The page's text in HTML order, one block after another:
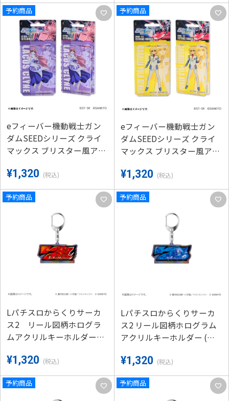
予約商品
eフィーバー機動戦士ガン
ダムSEEDシリーズ クライ
マックス ブリスター風アク
ス）
¥1,320 (税込)
favorite 予約商品
eフィーバー機動戦士ガン
ダムSEEDシリーズ クライ
マックス ブリスター風アク
リ）
¥1,320 (税込)
favorite
予約商品
Lパチスロからくりサーカ
ス2 リール図柄ホログラ
ムアクリルキーホルダー
¥1,320 (税込)
favorite 予約商品
Lパチスロからくりサーカ
ス2 リール図柄ホログラム
アクリルキーホルダー (青7
¥1,320 (税込)
favorite
予約商品 favorite 予約商品 favorite